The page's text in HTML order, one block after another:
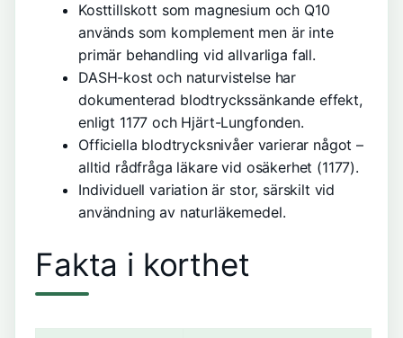
Kosttillskott som magnesium och Q10
används som komplement men är inte
primär behandling vid allvarliga fall.
DASH-kost och naturvistelse har
dokumenterad blodtryckssänkande effekt,
enligt 1177 och Hjärt-Lungfonden.
Officiella blodtrycksnivåer varierar något –
alltid rådfråga läkare vid osäkerhet (1177).
Individuell variation är stor, särskilt vid
användning av naturläkemedel.
Fakta i korthet